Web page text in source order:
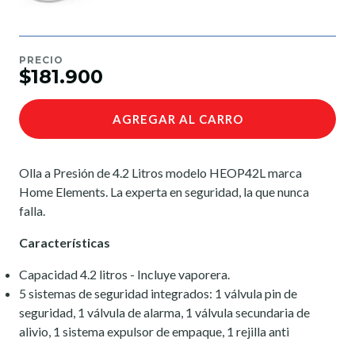
PRECIO
$181.900
AGREGAR AL CARRO
Olla a Presión de 4.2 Litros modelo HEOP42L marca
Home Elements. La experta en seguridad, la que nunca
falla.
Características
Capacidad 4.2 litros - Incluye vaporera.
5 sistemas de seguridad integrados: 1 válvula pin de
seguridad, 1 válvula de alarma, 1 válvula secundaria de
alivio, 1 sistema expulsor de empaque, 1 rejilla anti